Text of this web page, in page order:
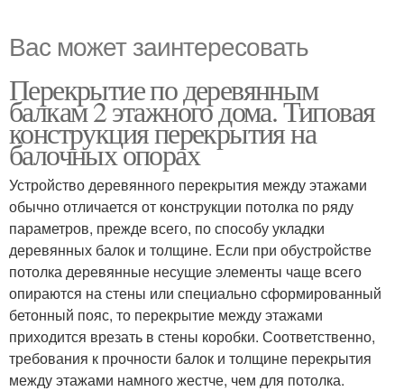
Вас может заинтересовать
Перекрытие по деревянным
балкам 2 этажного дома. Типовая
конструкция перекрытия на
балочных опорах
Устройство деревянного перекрытия между этажами
обычно отличается от конструкции потолка по ряду
параметров, прежде всего, по способу укладки
деревянных балок и толщине. Если при обустройстве
потолка деревянные несущие элементы чаще всего
опираются на стены или специально сформированный
бетонный пояс, то перекрытие между этажами
приходится врезать в стены коробки. Соответственно,
требования к прочности балок и толщине перекрытия
между этажами намного жестче, чем для потолка.